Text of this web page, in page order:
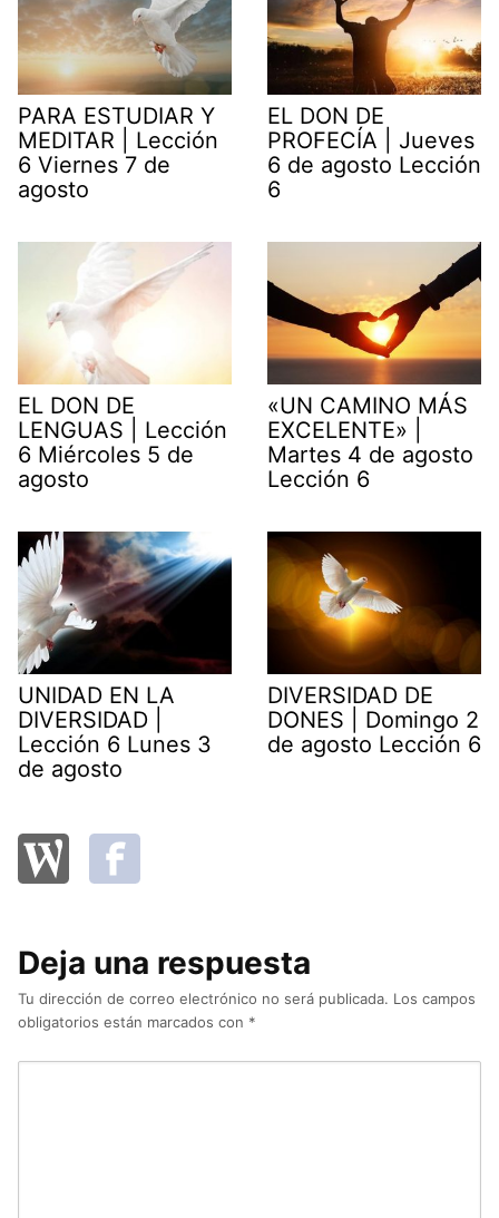
PARA ESTUDIAR Y
MEDITAR | Lección
6 Viernes 7 de
agosto
EL DON DE
PROFECÍA | Jueves
6 de agosto Lección
6
EL DON DE
LENGUAS | Lección
6 Miércoles 5 de
agosto
«UN CAMINO MÁS
EXCELENTE» |
Martes 4 de agosto
Lección 6
UNIDAD EN LA
DIVERSIDAD |
Lección 6 Lunes 3
de agosto
DIVERSIDAD DE
DONES | Domingo 2
de agosto Lección 6
Deja una respuesta
Tu dirección de correo electrónico no será publicada. Los campos
obligatorios están marcados con *